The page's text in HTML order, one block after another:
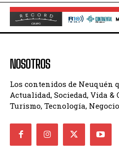
NOSOTROS
Los contenidos de Neuquén
Actualidad, Sociedad, Vida &
Turismo, Tecnología,